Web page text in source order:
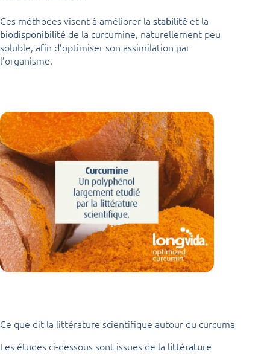
Ces méthodes visent à améliorer la stabilité et la
biodisponibilité de la curcumine, naturellement peu
soluble, afin d’optimiser son assimilation par
l’organisme.
Ce que dit la littérature scientifique autour du curcuma
Les études ci-dessous sont issues de la littérature